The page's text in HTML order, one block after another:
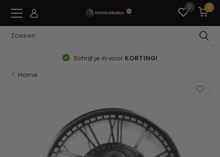
0 0
Schrijf je in voor KORTING!
Home